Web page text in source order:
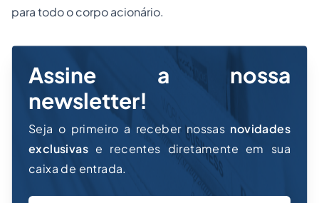
para todo o corpo acionário.
Assine a nossa
newsletter!
Seja o primeiro a receber nossas novidades
exclusivas e recentes diretamente em sua
caixa de entrada.